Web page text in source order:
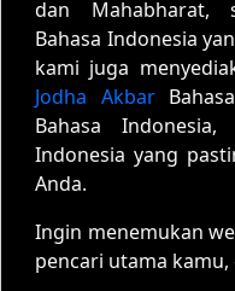
dan Mahabharat,
Bahasa Indonesia
kami juga
Jodha Akbar
Bahasa
Indonesia yang
Anda.
Ingin menemukan
pencari utama